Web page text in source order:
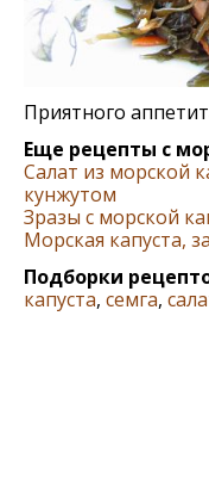
Приятного
Еще рецепты с
Салат из морской
кунжутом
Зразы с морской
Морская капуста,
Подборки
капуста, семга,